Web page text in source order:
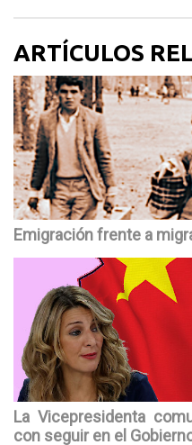
ARTÍCULOS
Emigración frente a
La Vicepresidenta
con seguir en el